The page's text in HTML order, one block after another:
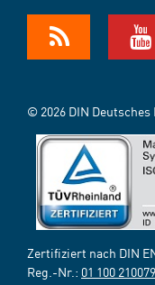
© 2026 DIN
Zertifiziert nach DIN
Reg.-Nr.: 01 100